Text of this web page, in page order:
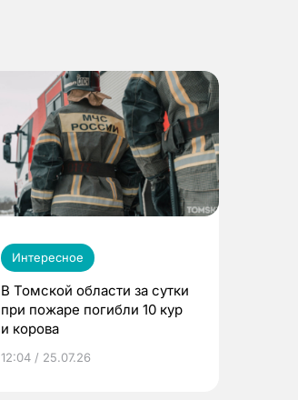
Интересное
В Томской области за сутки
при пожаре погибли 10 кур
и корова
12:04 / 25.07.26